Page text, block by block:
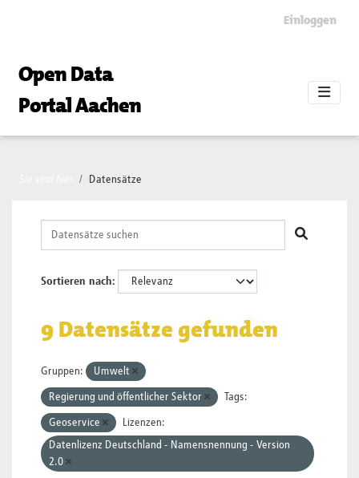
Einloggen
Open Data
Portal Aachen
Datensätze
Sortieren nach
9 Datensätze gefunden
Gruppen: Umwelt
Regierung und öffentlicher Sektor Tags:
Geoservice
Lizenzen:
Datenlizenz Deutschland - Namensnennung - Version
2.0